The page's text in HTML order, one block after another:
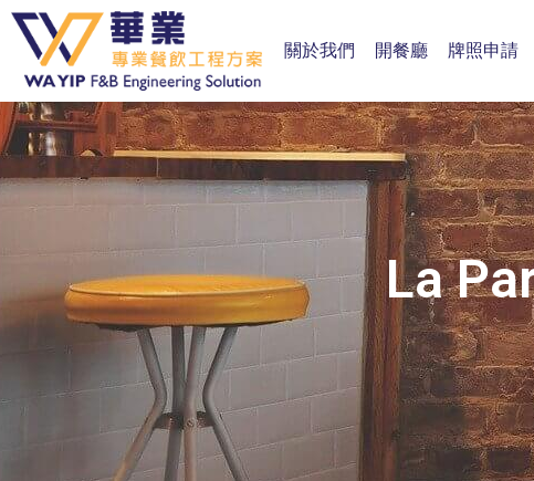
關於我們 開餐廳 牌照申請
La